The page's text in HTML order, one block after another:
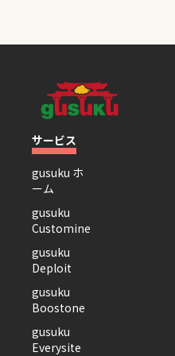
サービス
gusuku ホ
ーム
gusuku
Customine
gusuku
Deploit
gusuku
Boostone
gusuku
Everysite